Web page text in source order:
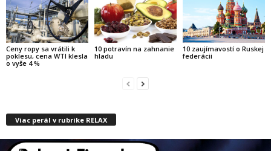
Ceny ropy sa vrátili k
poklesu, cena WTI klesla
o vyše 4 %
10 potravín na zahnanie
hladu
10 zaujímavostí o Ruskej
federácii
Viac perál v rubrike RELAX